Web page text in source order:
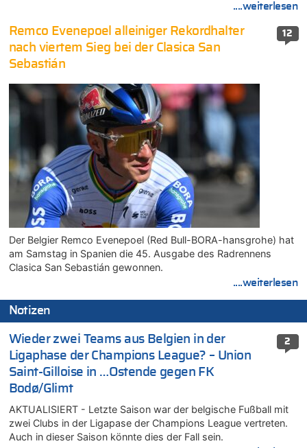
....weiterlesen
12
Remco Evenepoel alleiniger Rekordhalter
nach viertem Sieg bei der Clasica San
Sebastián
Der Belgier Remco Evenepoel (Red Bull-BORA-hansgrohe) hat
am Samstag in Spanien die 45. Ausgabe des Radrennens
Clasica San Sebastián gewonnen.
....weiterlesen
Notizen
2
Wieder zwei Teams aus Belgien in der
Ligaphase der Champions League? – Union
Saint-Gilloise in …Ostende gegen FK
Bodø/Glimt
AKTUALISIERT - Letzte Saison war der belgische Fußball mit
zwei Clubs in der Ligapase der Champions League vertreten.
Auch in dieser Saison könnte dies der Fall sein.